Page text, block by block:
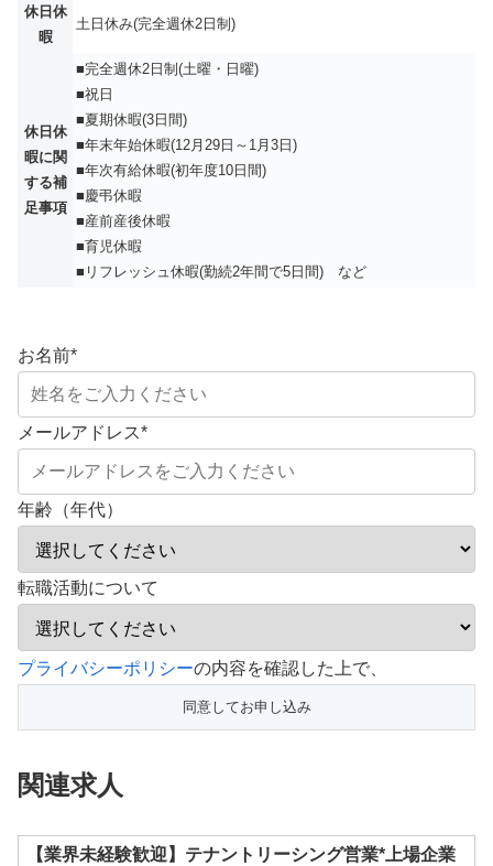
休日休
暇
土日休み(完全週休2日制)
休日休
暇に関
する補
足事項
■完全週休2日制(土曜・日曜)
■祝日
■夏期休暇(3日間)
■年末年始休暇(12月29日～1月3日)
■年次有給休暇(初年度10日間)
■慶弔休暇
■産前産後休暇
■育児休暇
■リフレッシュ休暇(勤続2年間で5日間) など
お名前*
メールアドレス*
年齢（年代）
転職活動について
こ
フ
ー
プライバシーポリシーの内容を確認した上で、
関連求人
【業界未経験歓迎】テナントリーシング営業*上場企業